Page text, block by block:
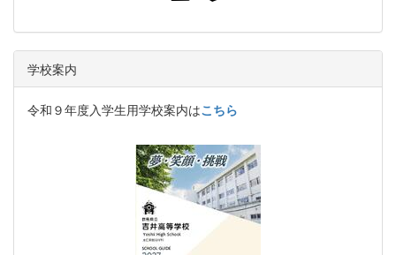
学校案内
令和９年度入学生用学校案内はこちら